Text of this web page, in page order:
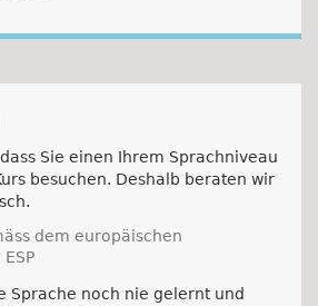
Sie einen Ihrem Sprachniveau
besuchen. Deshalb beraten wir
dem europäischen
Sprache noch nie gelernt und